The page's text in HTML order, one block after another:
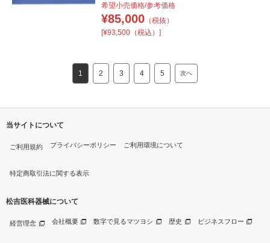
希望小売価格/参考価格
¥85,000（税抜）
[¥93,500（税込）]
1 2 3 4 5 次へ
当サイトについて
ご利用規約 プライバシーポリシー ご利用環境について
特定商取引法に関する表示
松吉医科器械について
経営理念 会社概要 数字で見るマツヨシ 歴史 ビジネスフロー